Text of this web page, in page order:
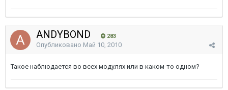
ANDYBOND 283
Опубликовано Май 10, 2010
Такое наблюдается во всех модулях или в каком-то одном?